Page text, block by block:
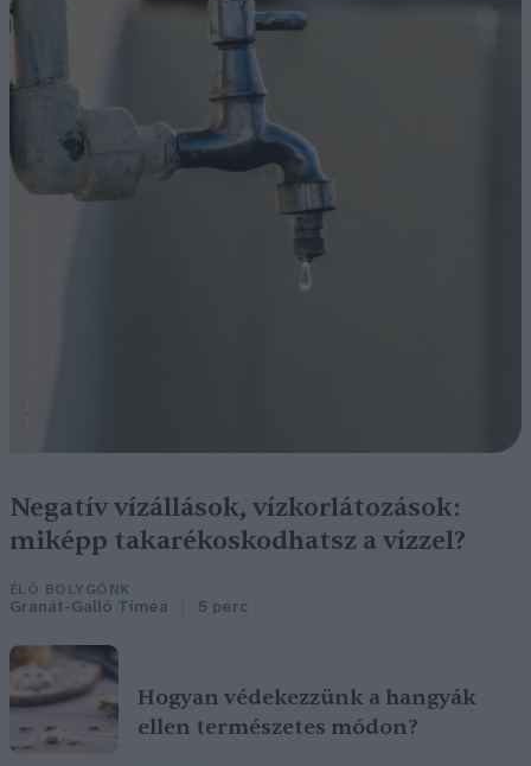
Negatív vízállások, vízkorlátozások:
miképp takarékoskodhatsz a vízzel?
ÉLŐ BOLYGÓNK
Granát-Galló Tímea 5 perc
Hogyan védekezzünk a hangyák
ellen természetes módon?